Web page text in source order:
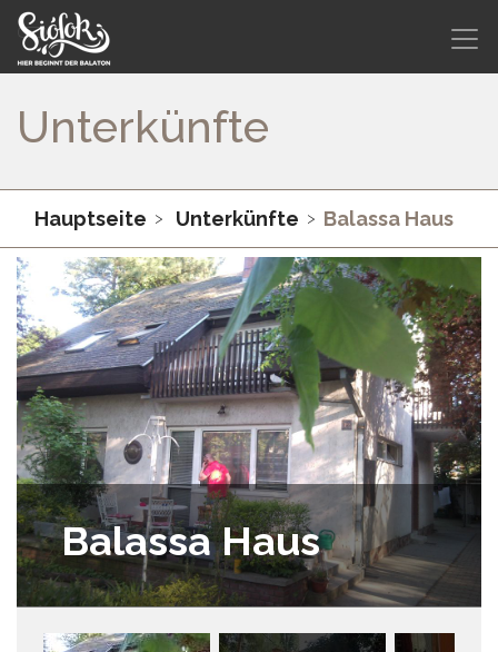
Unterkünfte
Hauptseite Unterkünfte Balassa Haus
Balassa Haus